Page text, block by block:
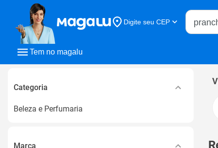
Tem no magalu
Digite seu CEP
Buscar
Categoria
Beleza e Perfumaria
Marca